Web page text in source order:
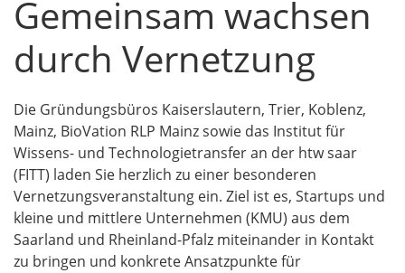
Gemeinsam wachsen
durch Vernetzung
Die Gründungsbüros Kaiserslautern, Trier, Koblenz,
Mainz, BioVation RLP Mainz sowie das Institut für
Wissens- und Technologietransfer an der htw saar
(FITT) laden Sie herzlich zu einer besonderen
Vernetzungsveranstaltung ein. Ziel ist es, Startups und
kleine und mittlere Unternehmen (KMU) aus dem
Saarland und Rheinland-Pfalz miteinander in Kontakt
zu bringen und konkrete Ansatzpunkte für